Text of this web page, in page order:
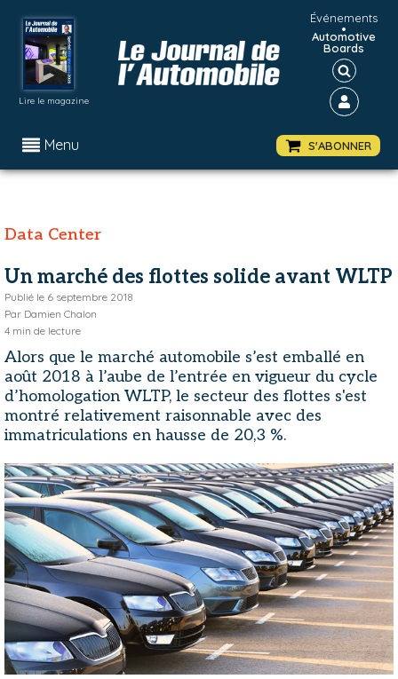
Lire le magazine
Événements
•
Automotive
Boards
Menu S'ABONNER
Data Center
Un marché des flottes solide avant WLTP
Publié le 6 septembre 2018
Par Damien Chalon
4 min de lecture
Alors que le marché automobile s’est emballé en
août 2018 à l’aube de l’entrée en vigueur du cycle
d’homologation WLTP, le secteur des flottes s'est
montré relativement raisonnable avec des
immatriculations en hausse de 20,3 %.